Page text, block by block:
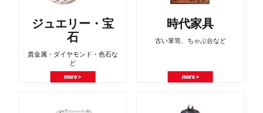
ジュエリー・宝
石
貴金属・ダイヤモンド・色石な
ど
more >
時代家具
古い箪笥、ちゃぶ台など
more >